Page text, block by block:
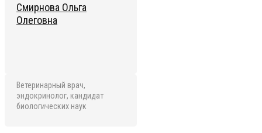
Смирнова Ольга
Олеговна
Ветеринарный врач,
эндокринолог, кандидат
биологических наук